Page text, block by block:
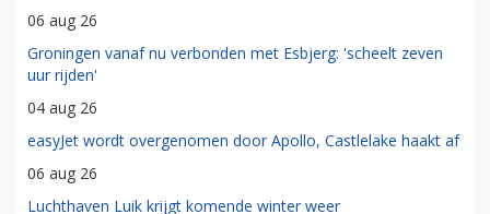
06 aug 26
Groningen vanaf nu verbonden met Esbjerg: 'scheelt zeven
uur rijden'
04 aug 26
easyJet wordt overgenomen door Apollo, Castlelake haakt af
06 aug 26
Luchthaven Luik krijgt komende winter weer